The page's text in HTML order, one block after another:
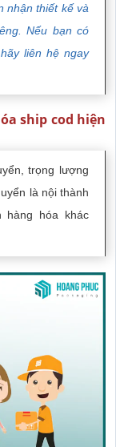
nhận thiết kế và
Nếu bạn có
liên hệ ngay
ship cod hiện
trọng lượng
là nội thành
hàng hóa khác